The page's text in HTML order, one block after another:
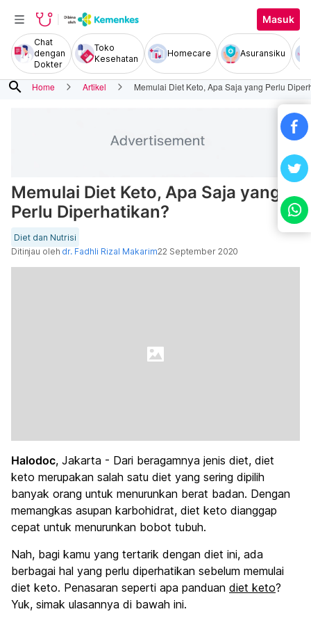
Masuk
Chat
dengan
Dokter
Toko
Kesehatan
Homecare Asuransiku
search Home Artikel Memulai Diet Keto, Apa Saja yang Perlu
Memulai Diet Keto, Apa Saja yang
Perlu Diperhatikan?
Diet dan Nutrisi
Ditinjau oleh dr. Fadhli Rizal Makarim22 September 2020
Halodoc, Jakarta - Dari beragamnya jenis diet, diet
keto merupakan salah satu diet yang sering dipilih
banyak orang untuk menurunkan berat badan. Dengan
memangkas asupan karbohidrat, diet keto dianggap
cepat untuk menurunkan bobot tubuh.
Nah, bagi kamu yang tertarik dengan diet ini, ada
berbagai hal yang perlu diperhatikan sebelum memulai
diet keto. Penasaran seperti apa panduan diet keto?
Yuk, simak ulasannya di bawah ini.